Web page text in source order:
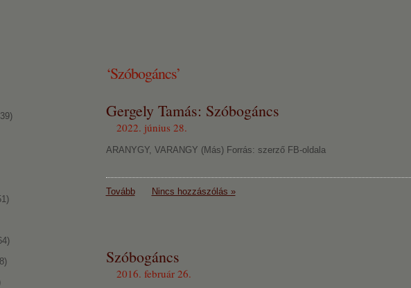
‘Szóbogáncs’
Gergely Tamás: Szóbogáncs
2022. június 28.
ARANYGY, VARANGY (Más) Forrás: szerző FB-oldala
Tovább Nincs hozzászólás »
Szóbogáncs
2016. február 26.